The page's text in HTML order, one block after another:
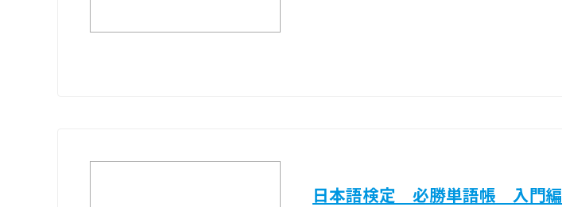
日本語検定 必勝単語帳 入門編